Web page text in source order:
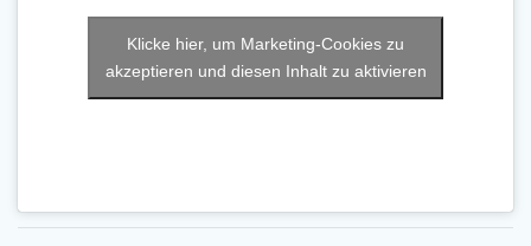
Klicke hier, um Marketing-Cookies zu
akzeptieren und diesen Inhalt zu aktivieren